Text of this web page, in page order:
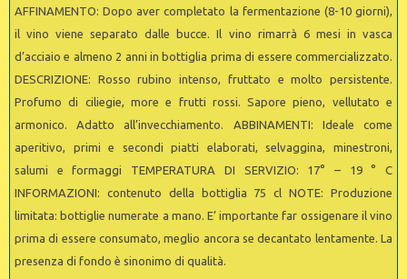
AFFINAMENTO: Dopo aver completato la fermentazione (8-10 giorni),
il vino viene separato dalle bucce. Il vino rimarrà 6 mesi in vasca
d’acciaio e almeno 2 anni in bottiglia prima di essere commercializzato.
DESCRIZIONE: Rosso rubino intenso, fruttato e molto persistente.
Profumo di ciliegie, more e frutti rossi. Sapore pieno, vellutato e
armonico. Adatto all’invecchiamento. ABBINAMENTI: Ideale come
aperitivo, primi e secondi piatti elaborati, selvaggina, minestroni,
salumi e formaggi TEMPERATURA DI SERVIZIO: 17° – 19 ° C
INFORMAZIONI: contenuto della bottiglia 75 cl NOTE: Produzione
limitata: bottiglie numerate a mano. E’ importante far ossigenare il vino
prima di essere consumato, meglio ancora se decantato lentamente. La
presenza di fondo è sinonimo di qualità.